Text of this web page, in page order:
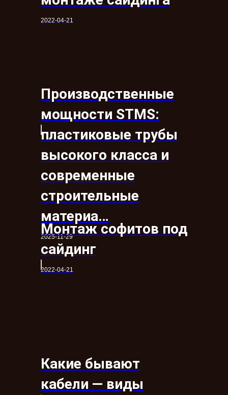
2022-04-21
Производственные
мощности STMS:
пластиковые трубы
высокого класса и
современные
строительные
материа…
2025-11-29
Монтаж софитов под
сайдинг
2022-04-21
Какие бывают
кабели — виды